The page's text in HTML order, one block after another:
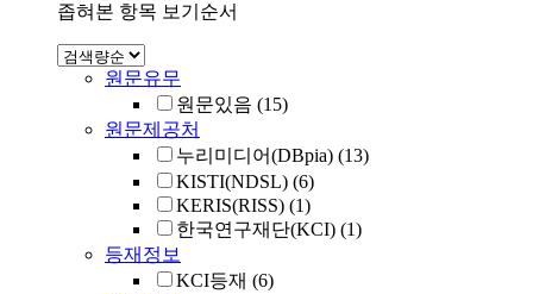
좁혀본 항목 보기순서
원문유무
원문있음 (15)
원문제공처
누리미디어(DBpia) (13)
KISTI(NDSL) (6)
KERIS(RISS) (1)
한국연구재단(KCI) (1)
등재정보
KCI등재 (6)